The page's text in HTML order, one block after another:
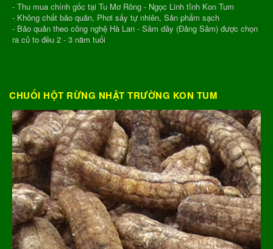
- Thu mua chính gốc tại Tu Mơ Rông - Ngọc Linh tỉnh Kon Tum
- Không chất bảo quản, Phơi sấy tự nhiên, Sản phẩm sạch
- Bảo quản theo công nghệ Hà Lan - Sâm dây (Đảng Sâm) được chọn
ra củ to đều 2 - 3 năm tuổi
CHUỐI HỘT RỪNG NHẬT TRƯỜNG KON TUM